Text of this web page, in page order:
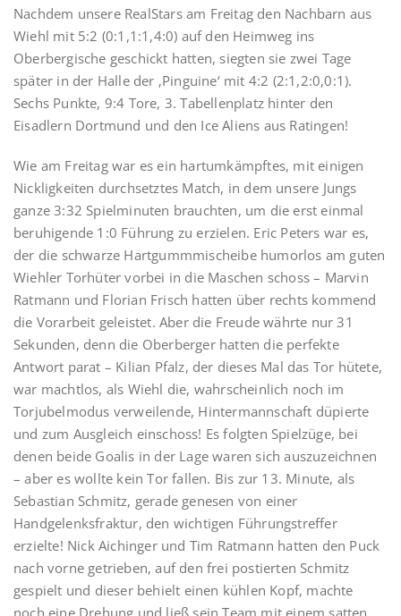
Nachdem unsere RealStars am Freitag den Nachbarn aus
Wiehl mit 5:2 (0:1,1:1,4:0) auf den Heimweg ins
Oberbergische geschickt hatten, siegten sie zwei Tage
später in der Halle der ‚Pinguine‘ mit 4:2 (2:1,2:0,0:1).
Sechs Punkte, 9:4 Tore, 3. Tabellenplatz hinter den
Eisadlern Dortmund und den Ice Aliens aus Ratingen!
Wie am Freitag war es ein hartumkämpftes, mit einigen
Nickligkeiten durchsetztes Match, in dem unsere Jungs
ganze 3:32 Spielminuten brauchten, um die erst einmal
beruhigende 1:0 Führung zu erzielen. Eric Peters war es,
der die schwarze Hartgummmischeibe humorlos am guten
Wiehler Torhüter vorbei in die Maschen schoss – Marvin
Ratmann und Florian Frisch hatten über rechts kommend
die Vorarbeit geleistet. Aber die Freude währte nur 31
Sekunden, denn die Oberberger hatten die perfekte
Antwort parat – Kilian Pfalz, der dieses Mal das Tor hütete,
war machtlos, als Wiehl die, wahrscheinlich noch im
Torjubelmodus verweilende, Hintermannschaft düpierte
und zum Ausgleich einschoss! Es folgten Spielzüge, bei
denen beide Goalis in der Lage waren sich auszuzeichnen
– aber es wollte kein Tor fallen. Bis zur 13. Minute, als
Sebastian Schmitz, gerade genesen von einer
Handgelenksfraktur, den wichtigen Führungstreffer
erzielte! Nick Aichinger und Tim Ratmann hatten den Puck
nach vorne getrieben, auf den frei postierten Schmitz
gespielt und dieser behielt einen kühlen Kopf, machte
noch eine Drehung und ließ sein Team mit einem satten